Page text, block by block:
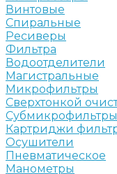
Винтовые
Спиральные
Ресиверы
Фильтра
Водоотделители
Магистральные
Микрофильтры
Сверхтонкой
Субмикрофильтры
Картриджи
Осушители
Пневматическое
Манометры